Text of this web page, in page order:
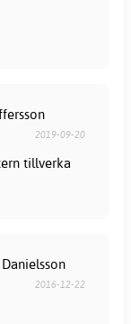
2019-09-20
tillverka
2016-12-22